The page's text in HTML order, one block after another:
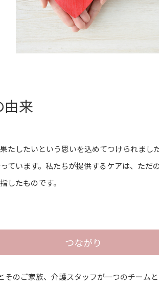
由来
たしたいという思いを込めてつけられまし
ています。私たちが提供するケアは、ただ
したものです。
つながり
そのご家族、介護スタッフが一つのチーム